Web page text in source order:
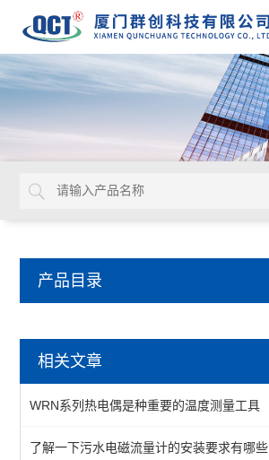
产品目录
温湿度传感器
智能温控仪
WSS双金属温度计
相关文章
WRN系列热电偶是种重要的温度测量工具
了解一下污水电磁流量计的安装要求有哪些